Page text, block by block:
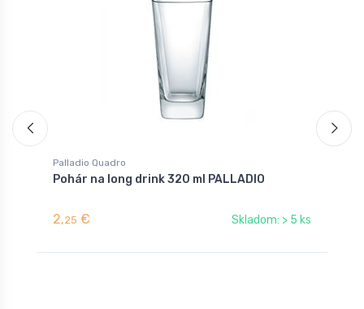
Palladio Quadro
Pohár na long drink 320 ml PALLADIO
2,25 € Skladom: > 5 ks